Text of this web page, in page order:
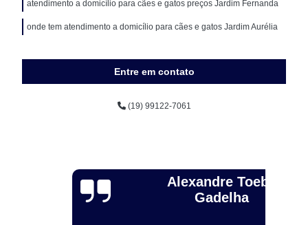
atendimento a domicílio para cães e gatos preços Jardim Fernanda
onde tem atendimento a domicílio para cães e gatos Jardim Aurélia
Entre em contato
(19) 99122-7061
Alexandre Toebe
Gadelha